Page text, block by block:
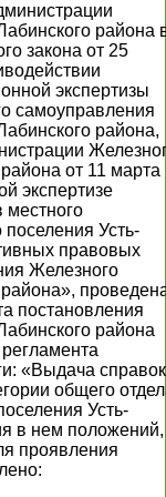
района
закона от 25
экспертизы
самоуправления
района,
от 11 марта
экспертизе
местного
Усть-
правовых
Железного
района»,
постановления
района
«Выдача
общего
Усть-
в нем положений,
проявления